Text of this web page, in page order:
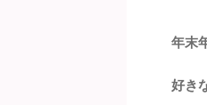
年末
好き